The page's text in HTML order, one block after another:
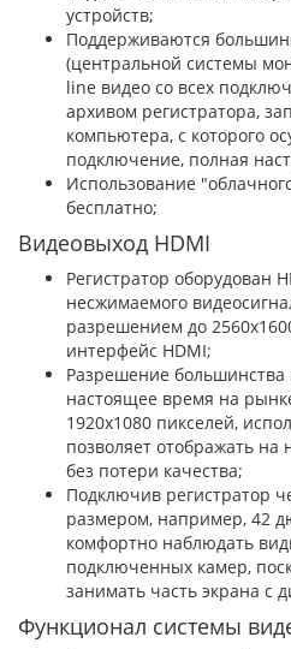
устройств;
Поддерживаются
(центральной системы
line видео со всех
архивом регистратора,
компьютера, с которого
подключение, полная
Использование
бесплатно;
Видеовыход HDMI
Регистратор оборудован
несжимаемого
разрешением до
интерфейс HDMI;
Разрешение большинства
настоящее время на
1920x1080 пикселей,
позволяет отображать на
без потери качества;
Подключив регистратор
размером, например, 42
комфортно наблюдать
подключенных камер,
занимать часть экрана с
Функционал системы